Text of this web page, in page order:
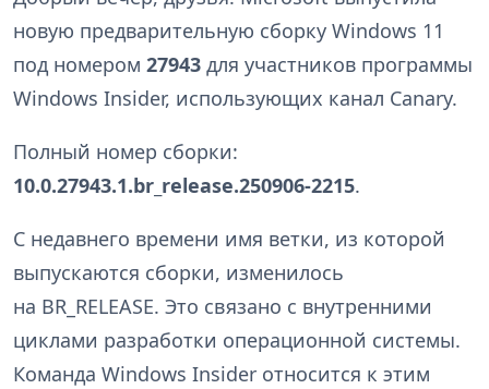
новую предварительную сборку Windows 11
под номером 27943 для участников программы
Windows Insider, использующих канал Canary.
Полный номер сборки:
10.0.27943.1.br_release.250906-2215.
С недавнего времени имя ветки, из которой
выпускаются сборки, изменилось
на BR_RELEASE. Это связано с внутренними
циклами разработки операционной системы.
Команда Windows Insider относится к этим